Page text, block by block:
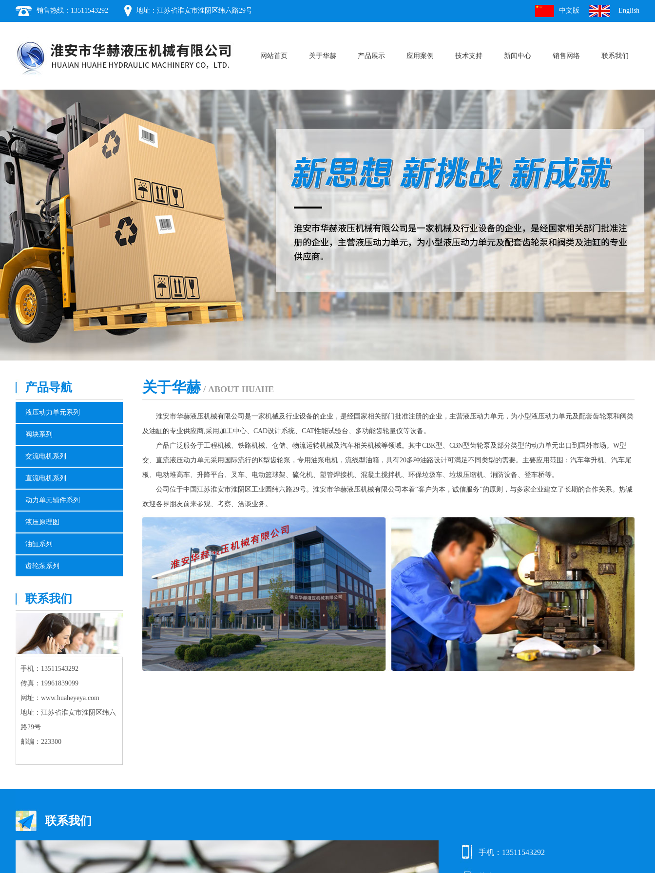
销售热线：13511543292 地址：江苏省淮安市淮阴区纬六路29号 中文版 English
网站首页 关于华赫 产品展示 应用案例 技术支持 新闻中心 销售网络 联系我们
产品导航
液压动力单元系列
阀块系列
交流电机系列
直流电机系列
动力单元辅件系列
液压原理图
油缸系列
齿轮泵系列
联系我们
手机：13511543292
传真：19961839099
网址：www.huaheyeya.com
地址：江苏省淮安市淮阴区纬六
路29号
邮编：223300
关于华赫 / ABOUT HUAHE
淮安市华赫液压机械有限公司是一家机械及行业设备的企业，是经国家相关部门批准注册的企业，主营液压动力单元，为小型液压动力单元及配套齿轮泵和阀类
及油缸的专业供应商,采用加工中心、CAD设计系统、CAT性能试验台、多功能齿轮量仪等设备。
产品广泛服务于工程机械、铁路机械、仓储、物流运转机械及汽车相关机械等领域。其中CBK型、CBN型齿轮泵及部分类型的动力单元出口到国外市场。W型
交、直流液压动力单元采用国际流行的K型齿轮泵，专用油泵电机，流线型油箱，具有20多种油路设计可满足不同类型的需要。主要应用范围：汽车举升机、汽车尾
板、电动堆高车、升降平台、叉车、电动篮球架、硫化机、塑管焊接机、混凝土搅拌机、环保垃圾车、垃圾压缩机、消防设备、登车桥等。
公司位于中国江苏淮安市淮阴区工业园纬六路29号。淮安市华赫液压机械有限公司本着“客户为本，诚信服务”的原则，与多家企业建立了长期的合作关系。热诚
欢迎各界朋友前来参观、考察、洽谈业务。
联系我们
手机：13511543292